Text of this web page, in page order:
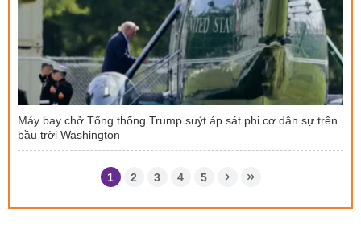
Máy bay chở Tổng thống Trump suýt áp sát phi cơ dân sự trên
bầu trời Washington
1 2 3 4 5